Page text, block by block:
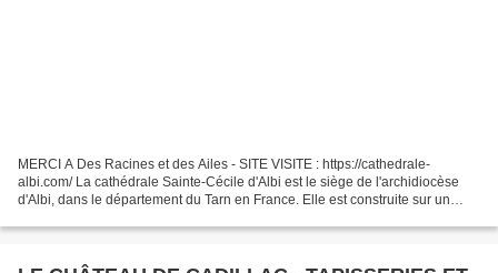
MERCI A Des Racines et des Ailes - SITE VISITE : https://cathedrale-
albi.com/ La cathédrale Sainte-Cécile d'Albi est le siège de l'archidiocèse
d'Albi, dans le département du Tarn en France. Elle est construite sur un